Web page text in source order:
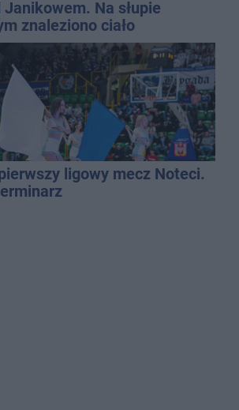
Na słupie
znaleziono ciało
ligowy mecz Noteci.